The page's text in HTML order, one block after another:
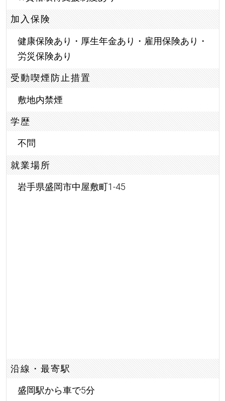
加入保険
健康保険あり・厚生年金あり・雇用保険あり・
労災保険あり
受動喫煙防止措置
敷地内禁煙
学歴
不問
就業場所
岩手県盛岡市中屋敷町1-45
沿線・最寄駅
盛岡駅から車で5分